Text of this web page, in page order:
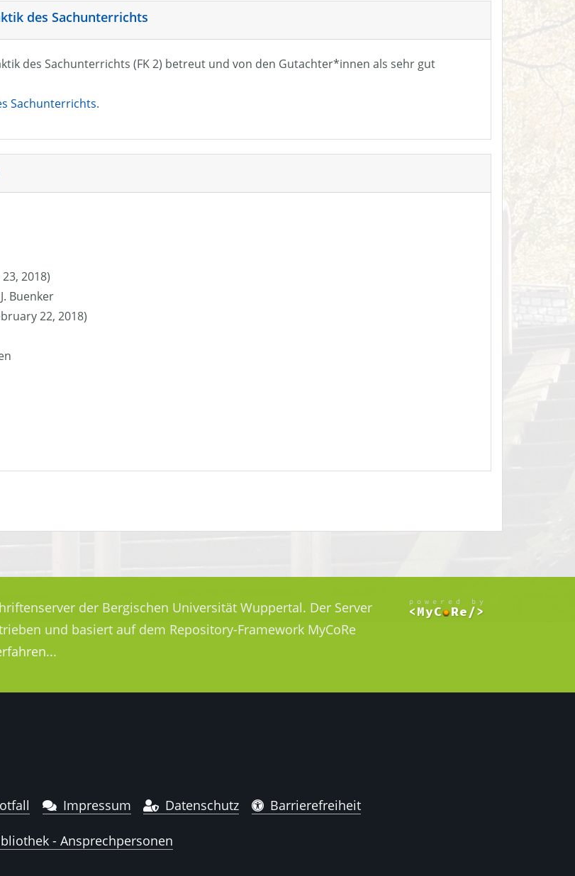
des Sachunterrichts
des Sachunterrichts (FK 2) betreut und von den Gutachter*innen als sehr gut
Sachunterrichts.
2018)
Buenker
22, 2018)
der Bergischen Universität Wuppertal. Der Server
und basiert auf dem Repository-Framework MyCoRe
Impressum Datenschutz Barrierefreiheit
- Ansprechpersonen